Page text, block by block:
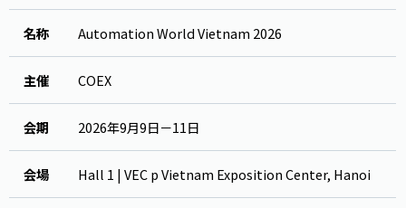
名称 Automation World Vietnam 2026
主催 COEX
会期 2026年9月9日－11日
会場 Hall 1 | VEC p Vietnam Exposition Center, Hanoi